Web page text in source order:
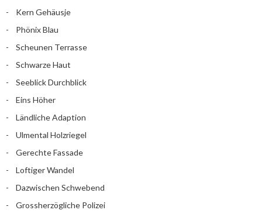
Kern Gehäusje
Phönix Blau
Scheunen Terrasse
Schwarze Haut
Seeblick Durchblick
Eins Höher
Ländliche Adaption
Ulmental Holzriegel
Gerechte Fassade
Loftiger Wandel
Dazwischen Schwebend
Grossherzögliche Polizei